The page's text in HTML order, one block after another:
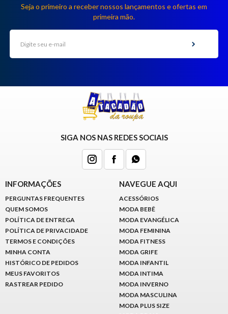
Seja o primeiro a receber nossos lançamentos e ofertas em
primeira mão.
SIGA NOS NAS REDES SOCIAIS
INFORMAÇÕES
PERGUNTAS FREQUENTES
QUEM SOMOS
POLÍTICA DE ENTREGA
POLÍTICA DE PRIVACIDADE
TERMOS E CONDIÇÕES
MINHA CONTA
HISTÓRICO DE PEDIDOS
MEUS FAVORITOS
RASTREAR PEDIDO
NAVEGUE AQUI
ACESSÓRIOS
MODA BEBÊ
MODA EVANGÉLICA
MODA FEMININA
MODA FITNESS
MODA GRIFE
MODA INFANTIL
MODA INTIMA
MODA INVERNO
MODA MASCULINA
MODA PLUS SIZE